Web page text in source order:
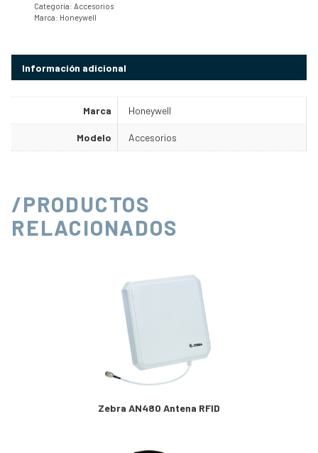
Categoría: Accesorios
Marca: Honeywell
Información adicional
Marca Honeywell
Modelo Accesorios
/PRODUCTOS
RELACIONADOS
Zebra AN480 Antena RFID